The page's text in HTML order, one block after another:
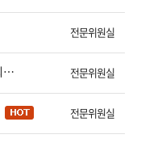
전문위원실
(녹서 발간)인공지능과 노동 연구회_우리 사회가 답해야 할 12가지 질문 전문위원실
전문위원실